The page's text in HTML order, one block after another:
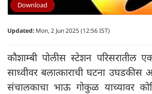
Download
Updated: Mon, 2 Jun 2025 (12:56 IST)
कौशाम्बी पोलीस स्टेशन परिसरातील
साध्वीवर बलात्काराची घटना
संचालकाचा भाऊ गोकुळ याच्यावर